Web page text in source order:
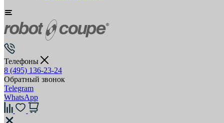
Телефоны
8 (495) 136-23-24
Обратный звонок
Telegram
WhatsApp